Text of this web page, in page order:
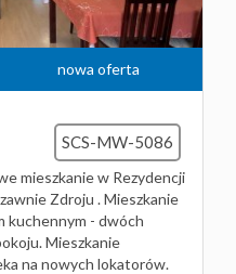
nowa oferta
SCS-MW-5086
mieszkanie w Rezydencji
Zdroju . Mieszkanie
kuchennym - dwóch
Mieszkanie
na nowych lokatorów.